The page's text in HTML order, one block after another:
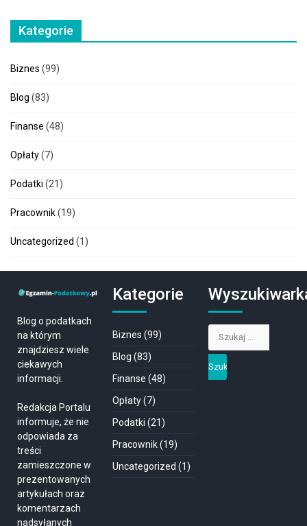
Kategorie
Biznes (99)
Blog (83)
Finanse (48)
Opłaty(7)
Podatki (21)
Pracownik(19)
Uncategorized (1)
Blog o podatkach
na którym
znajdziesz wiele
ciekawych
informacji.
Redakcja Portalu
informuje, że nie
odpowiada za
treści
zamieszczone w
prezentowanych
artykułach oraz
komentarzach
nadsyłanych
Kategorie
Biznes (99)
Blog (83)
Finanse (48)
Opłaty(7)
Podatki (21)
Pracownik(19)
Uncategorized (1)